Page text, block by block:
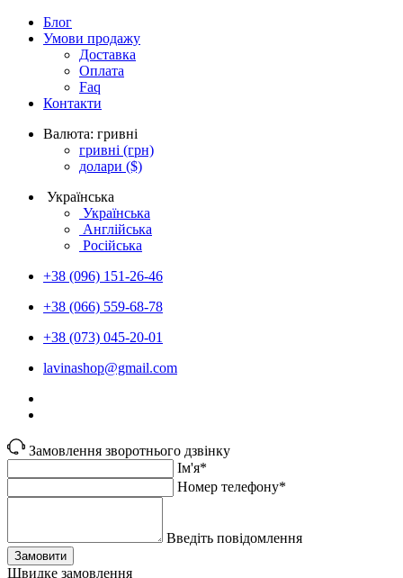
Блог
Умови продажу
Доставка
Оплата
Faq
Контакти
Валюта: гривні
гривні (грн)
долари ($)
Українська
Українська
Англійська
Російська
+38 (096) 151-26-46
+38 (066) 559-68-78
+38 (073) 045-20-01
lavinashop@gmail.com
Замовлення зворотнього дзвінку
Ім'я*
Номер телефону*
Введіть повідомлення
Замовити
Швидке замовлення